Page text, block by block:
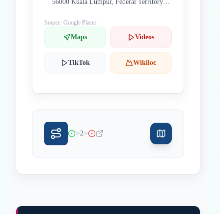
56000 Kuala Lumpur, Federal Territory of
Source: Google Places
Maps Videos
TikTok Wikiloc
>2>